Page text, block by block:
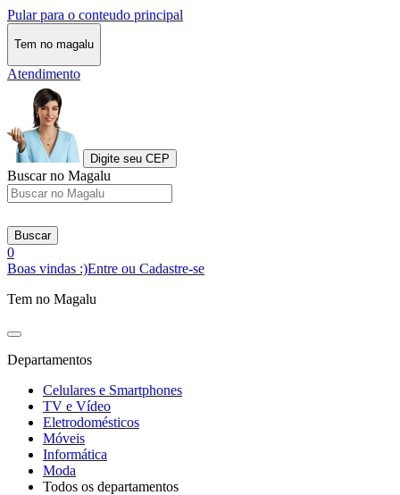
Pular para o conteudo principal
Tem no magalu
Atendimento
Digite seu CEP
Buscar no Magalu
Buscar
0
Boas vindas :)Entre ou Cadastre-se
Tem no Magalu
Departamentos
Celulares e Smartphones
TV e Vídeo
Eletrodomésticos
Móveis
Informática
Moda
Todos os departamentos